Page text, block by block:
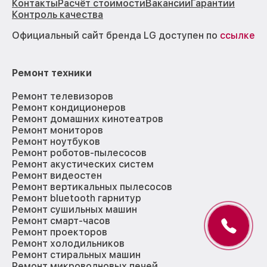
КонтактыРасчёт стоимостиВакансииГарантии
Контроль качества
Официальный сайт бренда LG доступен по ссылке
Ремонт техники
Ремонт телевизоров
Ремонт кондиционеров
Ремонт домашних кинотеатров
Ремонт мониторов
Ремонт ноутбуков
Ремонт роботов-пылесосов
Ремонт акустических систем
Ремонт видеостен
Ремонт вертикальных пылесосов
Ремонт bluetooth гарнитур
Ремонт сушильных машин
Ремонт смарт-часов
Ремонт проекторов
Ремонт холодильников
Ремонт стиральных машин